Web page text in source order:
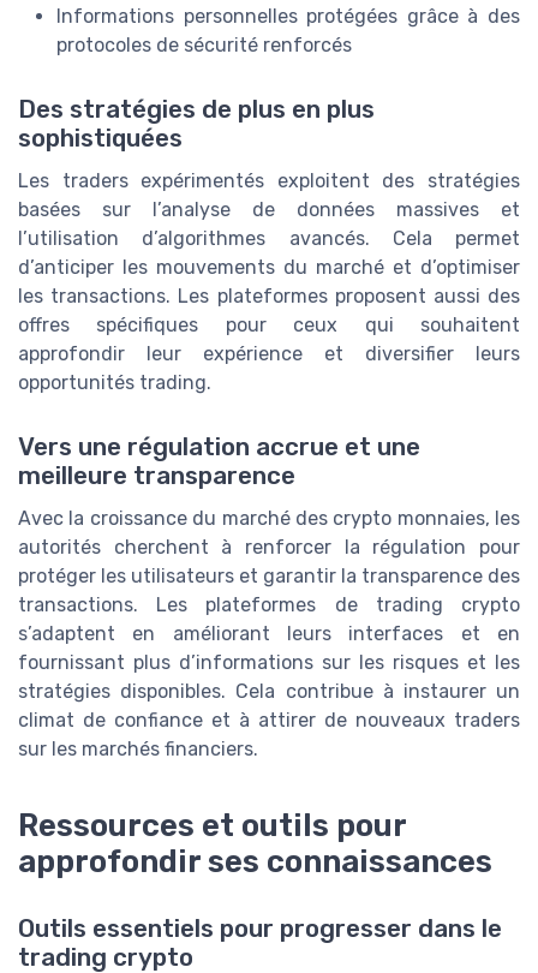
Informations personnelles protégées grâce à des
protocoles de sécurité renforcés
Des stratégies de plus en plus
sophistiquées
Les traders expérimentés exploitent des stratégies
basées sur l’analyse de données massives et
l’utilisation d’algorithmes avancés. Cela permet
d’anticiper les mouvements du marché et d’optimiser
les transactions. Les plateformes proposent aussi des
offres spécifiques pour ceux qui souhaitent
approfondir leur expérience et diversifier leurs
opportunités trading.
Vers une régulation accrue et une
meilleure transparence
Avec la croissance du marché des crypto monnaies, les
autorités cherchent à renforcer la régulation pour
protéger les utilisateurs et garantir la transparence des
transactions. Les plateformes de trading crypto
s’adaptent en améliorant leurs interfaces et en
fournissant plus d’informations sur les risques et les
stratégies disponibles. Cela contribue à instaurer un
climat de confiance et à attirer de nouveaux traders
sur les marchés financiers.
Ressources et outils pour
approfondir ses connaissances
Outils essentiels pour progresser dans le
trading crypto